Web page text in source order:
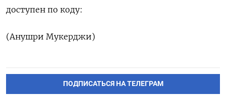
доступен по коду:
(Анушри Мукерджи)
ПОДПИСАТЬСЯ НА ТЕЛЕГРАМ